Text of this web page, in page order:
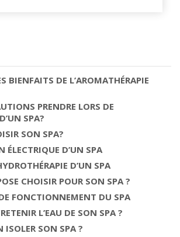
BIENFAITS DE L’AROMATHÉRAPIE
PRENDRE LORS DE
SPA?
SON SPA?
ÉLECTRIQUE D’UN SPA
D’UN SPA
CHOISIR POUR SON SPA ?
FONCTIONNEMENT DU SPA
L’EAU DE SON SPA ?
SON SPA ?